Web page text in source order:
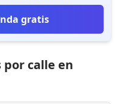
gratis
por calle en